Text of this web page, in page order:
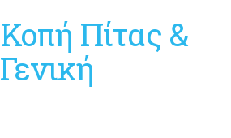
Κοπή Πίτας &
Γενική